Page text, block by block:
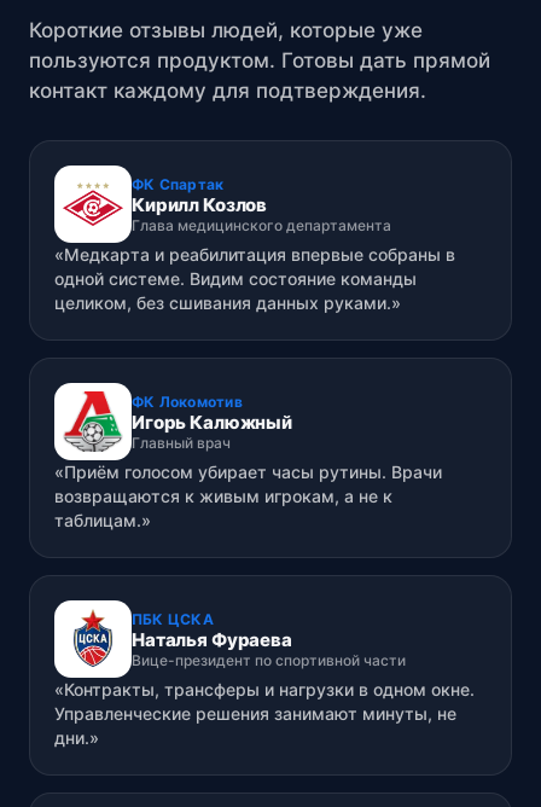
Короткие отзывы людей, которые уже
пользуются продуктом. Готовы дать прямой
контакт каждому для подтверждения.
ФК Спартак
Кирилл Козлов
Глава медицинского департамента
«Медкарта и реабилитация впервые собраны в
одной системе. Видим состояние команды
целиком, без сшивания данных руками.»
ФК Локомотив
Игорь Калюжный
Главный врач
«Приём голосом убирает часы рутины. Врачи
возвращаются к живым игрокам, а не к
таблицам.»
ПБК ЦСКА
Наталья Фураева
Вице-президент по спортивной части
«Контракты, трансферы и нагрузки в одном окне.
Управленческие решения занимают минуты, не
дни.»